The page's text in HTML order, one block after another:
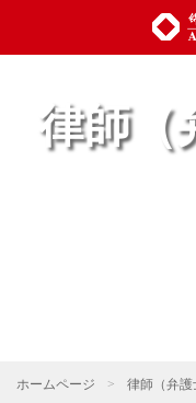
律師（
ホームページ > 律師（弁